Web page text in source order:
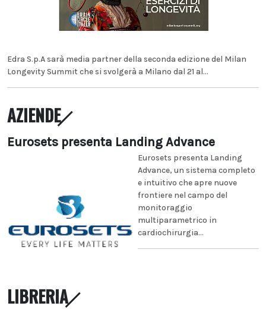
Edra S.p.A sarà media partner della seconda edizione del Milan
Longevity Summit che si svolgerà a Milano dal 21 al...
AZIENDE
Eurosets presenta Landing Advance
Eurosets presenta Landing
Advance, un sistema completo
e intuitivo che apre nuove
frontiere nel campo del
monitoraggio
multiparametrico in
cardiochirurgia...
LIBRERIA